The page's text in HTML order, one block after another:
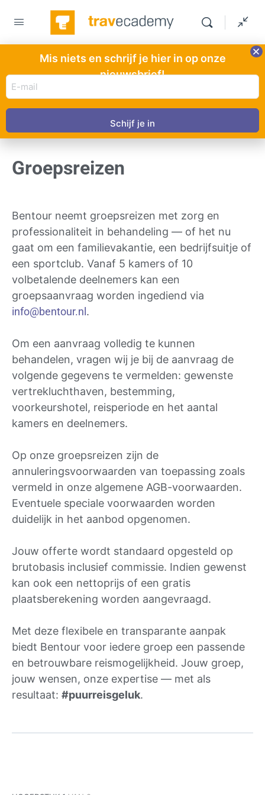
HOOFDSTUK 1VAN 0
Groepsreizen
Bentour neemt groepsreizen met zorg en
professionaliteit in behandeling — of het nu
gaat om een familievakantie, een bedrijfsuitje of
een sportclub. Vanaf 5 kamers of 10
volbetalende deelnemers kan een
groepsaanvraag worden ingediend via
info@bentour.nl .
Om een aanvraag volledig te kunnen
behandelen, vragen wij je bij de aanvraag de
volgende gegevens te vermelden: gewenste
vertrekluchthaven, bestemming,
voorkeurshotel, reisperiode en het aantal
kamers en deelnemers.
Op onze groepsreizen zijn de
annuleringsvoorwaarden van toepassing zoals
vermeld in onze algemene AGB-voorwaarden.
Eventuele speciale voorwaarden worden
duidelijk in het aanbod opgenomen.
Jouw offerte wordt standaard opgesteld op
brutobasis inclusief commissie. Indien gewenst
kan ook een nettoprijs of een gratis
plaatsberekening worden aangevraagd.
Met deze flexibele en transparante aanpak
biedt Bentour voor iedere groep een passende
en betrouwbare reismogelijkheid. Jouw groep,
jouw wensen, onze expertise — met als
resultaat: #puurreisgeluk.
Mis niets en schrijf je hier in op onze
nieuwsbrief!
E-
mail
adres